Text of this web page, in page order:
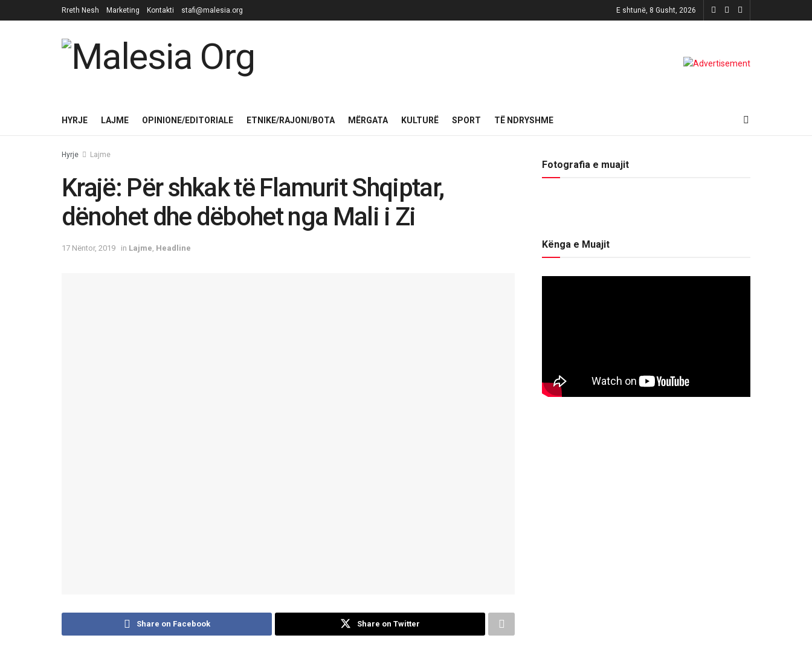
Rreth Nesh Marketing Kontakti stafi@malesia.org E shtunë, 8 Gusht, 2026
HYRJE LAJME OPINIONE/EDITORIALE ETNIKE/RAJONI/BOTA MËRGATA KULTURË SPORT TË NDRYSHME
Hyrje Lajme
Krajë: Për shkak të Flamurit Shqiptar,
dënohet dhe dëbohet nga Mali i Zi
17 Nëntor, 2019 in Lajme Headline
Share on Facebook Share on Twitter
Fotografia e muajit
Kënga e Muajit